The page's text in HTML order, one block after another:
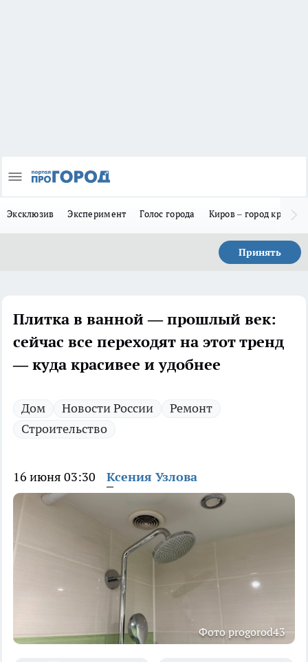
Эксклюзив Эксперимент Голос города Киров – город
Принять
Плитка в ванной — прошлый век:
сейчас все переходят на этот тренд
— куда красивее и удобнее
Дом Новости России
Ремонт
Строительство
16 июня 03:30 Ксения Узлова
Фото progorod43